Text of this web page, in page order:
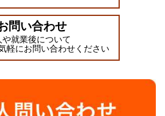
問い合わせ
や就業後について
軽にお問い合わせください